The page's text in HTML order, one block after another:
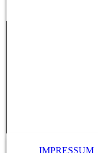
IMPRESSUM